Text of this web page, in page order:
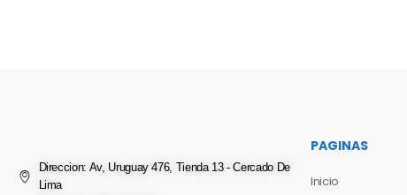
Direccion: Av, Uruguay 476, Tienda 13 - Cercado De
Lima
PAGINAS
Inicio